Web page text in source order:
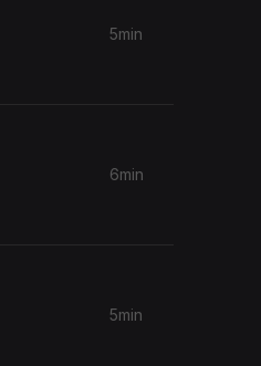
5min
6min
5min